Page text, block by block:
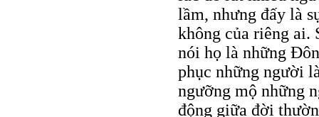
lầm, nhưng đấy là
không của riêng ai.
nói họ là những
phục những người
ngưỡng mộ những
động giữa đời